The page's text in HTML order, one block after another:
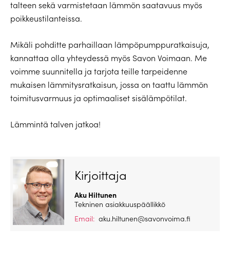
talteen sekä varmistetaan lämmön saatavuus myös
poikkeustilanteissa.
Mikäli pohditte parhaillaan lämpöpumppuratkaisuja,
kannattaa olla yhteydessä myös Savon Voimaan. Me
voimme suunnitella ja tarjota teille tarpeidenne
mukaisen lämmitysratkaisun, jossa on taattu lämmön
toimitusvarmuus ja optimaaliset sisälämpötilat.
Lämmintä talven jatkoa!
Kirjoittaja
Aku Hiltunen
Tekninen asiakkuuspäällikkö
Email: aku.hiltunen@savonvoima.fi